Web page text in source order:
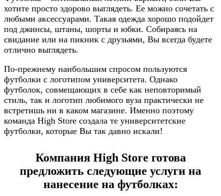
хотите просто здорово выглядеть. Ее можно сочетать с
любыми аксессуарами. Такая одежда хорошо подойдет
под джинсы, штаны, шорты и юбки. Собираясь на
свидание или на пикник с друзьями, Вы всегда будете
отлично выглядеть.
По-прежнему наибольшим спросом пользуются
футболки с логотипом университета. Однако
футболок, совмещающих в себе как неповторимый
стиль, так и логотип любимого вуза практически не
встретишь ни в каком магазине. Именно поэтому
команда High Store создала те университетские
футболки, которые Вы так давно искали!
Компания High Store готова
предложить следующие услуги на
нанесение на футболках: